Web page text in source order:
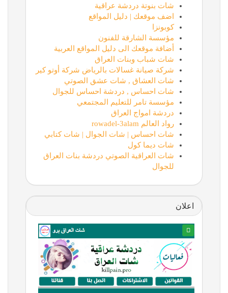
شات بنوتة دردشة عراقية
اضف موقعك | دليل المواقع
كوبونزا
مؤسسة الشارقة للفنون
أضافة موقعك الى دليل المواقع العربية
شات شباب وبنات العراق
شركة صيانة غسالات بالرياض شركة أوتو كير
شات العشاق , شات عشق الصوتي
شات احساس , دردشة احساس للجوال
مؤسسة تامر للتعليم المجتمعي
دردشة امواج العراق
رواد العالم rowadel-3alam
شات احساس | شات الجوال | شات كتابي
شات ديما كول
شات العراقية الصوتي دردشة بنات العراق
للجوال
اعلان